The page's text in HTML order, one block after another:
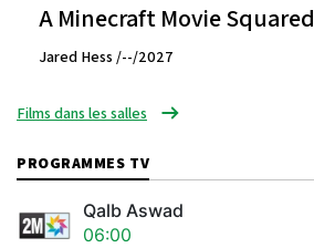
A Minecraft Movie Squared
Jared Hess /--/2027
Films dans les salles
PROGRAMMES TV
Qalb Aswad
06:00